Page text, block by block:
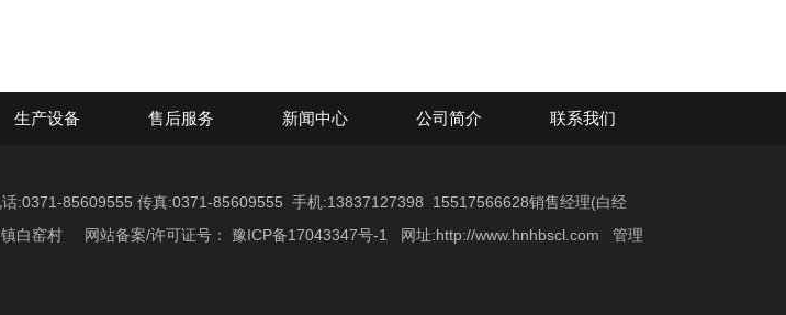
生产设备 售后服务 新闻中心 公司简介 联系我们
:0371-85609555 传真:0371-85609555 手机:13837127398 15517566628销售经理(白经
镇白窑村 网站备案/许可证号： 豫ICP备17043347号-1 网址:http://www.hnhbscl.com
管理